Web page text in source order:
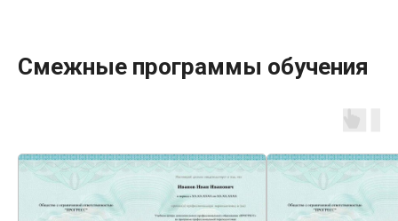
Смежные программы обучения